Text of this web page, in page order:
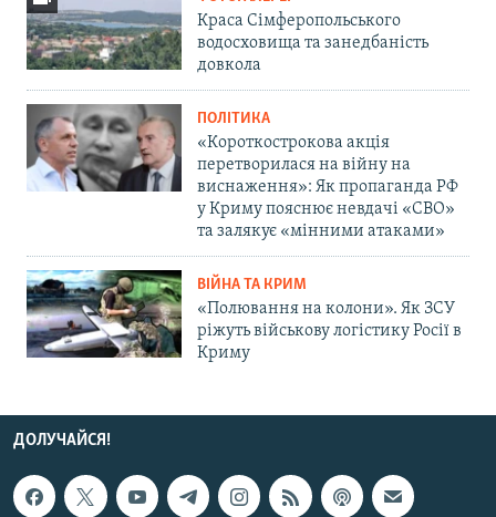
Краса Сімферопольського
водосховища та занедбаність
довкола
ПОЛІТИКА
«Короткострокова акція
перетворилася на війну на
виснаження»: Як пропаганда РФ
у Криму пояснює невдачі «СВО»
та залякує «мінними атаками»
ВІЙНА ТА КРИМ
«Полювання на колони». Як ЗСУ
ріжуть військову логістику Росії в
Криму
ДОЛУЧАЙСЯ!